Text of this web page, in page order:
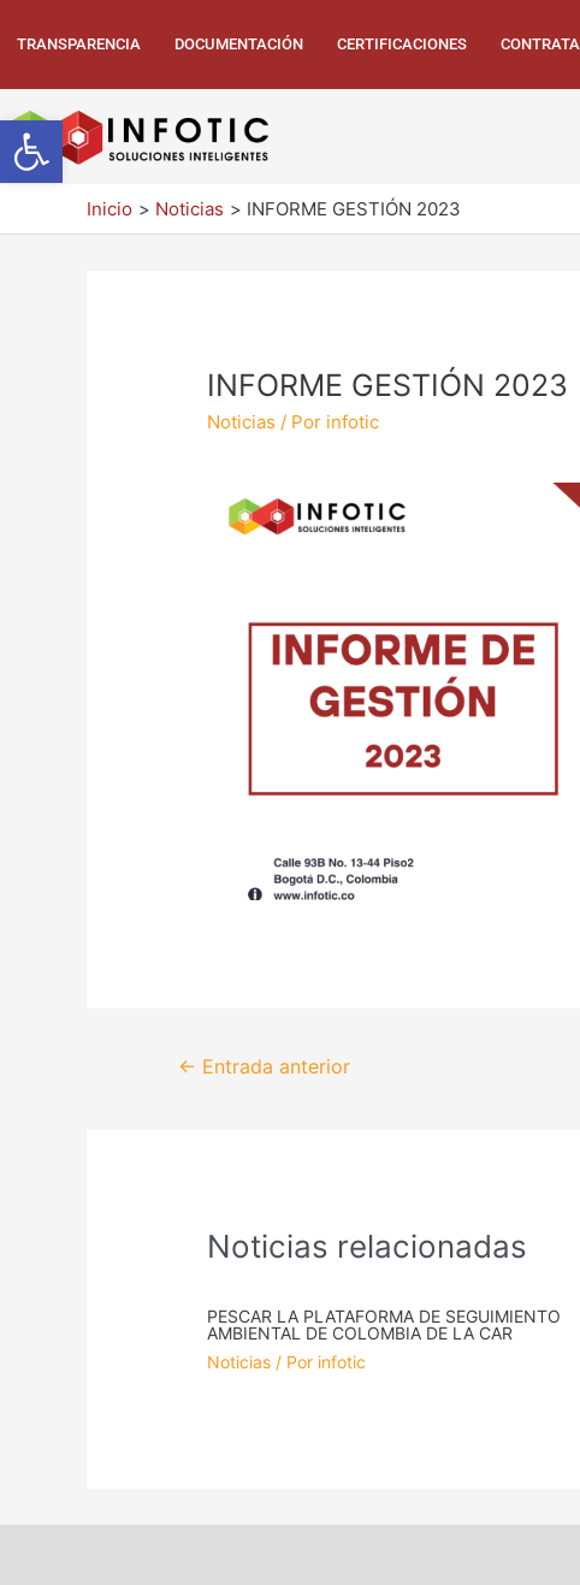
Abrir barra de herramientas
TRANSPARENCIA DOCUMENTACIÓN CERTIFICACIONES
Inicio Noticias INFORME GESTIÓN 2023
INFORME GESTIÓN 2023
Noticias / Por infotic
← Entrada anterior
Noticias relacionadas
PESCAR LA PLATAFORMA DE SEGUIMIENTO
AMBIENTAL DE COLOMBIA DE LA CAR
Noticias / Por infotic